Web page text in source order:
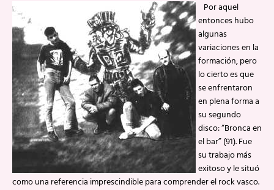
Por aquel
entonces hubo
algunas
variaciones en la
formación, pero
lo cierto es que
se enfrentaron
en plena forma a
su segundo
disco: “Bronca en
el bar” (91). Fue
su trabajo más
exitoso y le situó
como una referencia imprescindible para comprender el rock vasco.